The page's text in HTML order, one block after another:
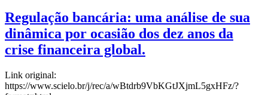
Regulação bancária: uma análise de sua
dinâmica por ocasião dos dez anos da
crise financeira global.
Link original:
https://www.scielo.br/j/rec/a/wBtdrb9VbKGtJXjmL5gxHFz/?